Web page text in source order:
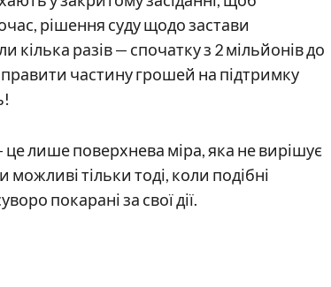
рішення суду щодо застави
кілька разів — спочатку з 2 мільйонів до
частину грошей на підтримку
це лише поверхнева міра, яка не вирішує
можливі тільки тоді, коли подібні
покарані за свої дії.